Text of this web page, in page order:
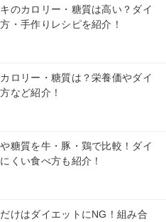
のカロリー・糖質は高い？ダイ
・手作りレシピを紹介！
ロリー・糖質は？栄養価やダイ
など紹介！
糖質を牛・豚・鶏で比較！ダイ
くい食べ方も紹介！
けはダイエットにNG！組み合